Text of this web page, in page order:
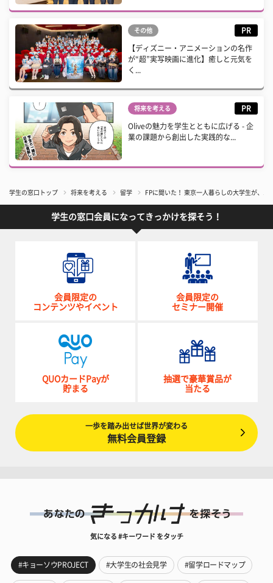
その他 PR
【ディズニー・アニメーションの名作
が“超”実写映画に進化】癒しと元気を
く...
将来を考える PR
Oliveの魅力を学生とともに広げる - 企
業の課題から創出した実践的な...
学生の窓口トップ 将来を考える 留学 FPに聞いた！ 東京一人暮らしの大学生が、
学生の窓口会員になってきっかけを探そう！
会員限定の
コンテンツやイベント
会員限定の
セミナー開催
QUOカードPayが
貯まる
抽選で豪華賞品が
当たる
一歩を踏み出せば世界が変わる
無料会員登録
気になる #キーワード をタッチ
#キョーソウPROJECT #大学生の社会見学 #留学ロードマップ